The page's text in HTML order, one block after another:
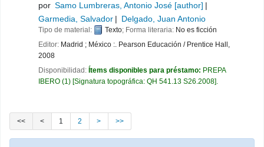
por Samo Lumbreras, Antonio José [author]
Garmedia, Salvador
Delgado, Juan Antonio
Tipo de material: Texto; Forma literaria: No es ficción
Editor: Madrid ; México :. Pearson Educación / Prentice Hall,
2008
Disponibilidad: Ítems disponibles para préstamo: PREPA
IBERO (1) Signatura topográfica: QH 541.13 S26.2008
<< < 1 2 > >>